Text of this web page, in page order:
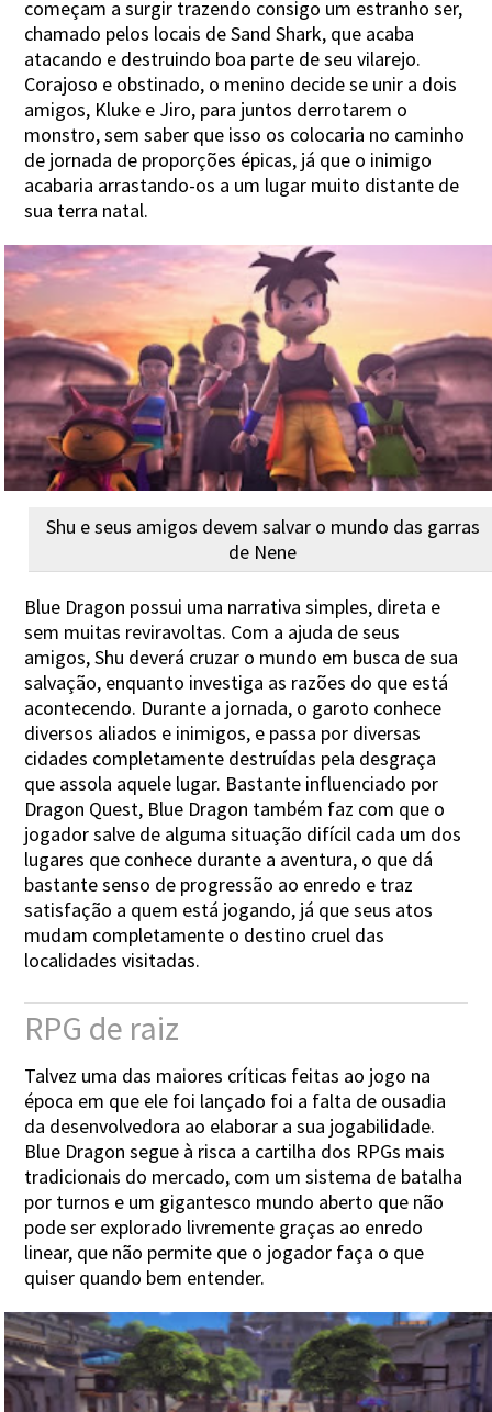
começam a surgir trazendo consigo um estranho ser,
chamado pelos locais de Sand Shark, que acaba
atacando e destruindo boa parte de seu vilarejo.
Corajoso e obstinado, o menino decide se unir a dois
amigos, Kluke e Jiro, para juntos derrotarem o
monstro, sem saber que isso os colocaria no caminho
de jornada de proporções épicas, já que o inimigo
acabaria arrastando-os a um lugar muito distante de
sua terra natal.
Shu e seus amigos devem salvar o mundo das garras
de Nene
Blue Dragon possui uma narrativa simples, direta e
sem muitas reviravoltas. Com a ajuda de seus
amigos, Shu deverá cruzar o mundo em busca de sua
salvação, enquanto investiga as razões do que está
acontecendo. Durante a jornada, o garoto conhece
diversos aliados e inimigos, e passa por diversas
cidades completamente destruídas pela desgraça
que assola aquele lugar. Bastante influenciado por
Dragon Quest, Blue Dragon também faz com que o
jogador salve de alguma situação difícil cada um dos
lugares que conhece durante a aventura, o que dá
bastante senso de progressão ao enredo e traz
satisfação a quem está jogando, já que seus atos
mudam completamente o destino cruel das
localidades visitadas.
RPG de raiz
Talvez uma das maiores críticas feitas ao jogo na
época em que ele foi lançado foi a falta de ousadia
da desenvolvedora ao elaborar a sua jogabilidade.
Blue Dragon segue à risca a cartilha dos RPGs mais
tradicionais do mercado, com um sistema de batalha
por turnos e um gigantesco mundo aberto que não
pode ser explorado livremente graças ao enredo
linear, que não permite que o jogador faça o que
quiser quando bem entender.